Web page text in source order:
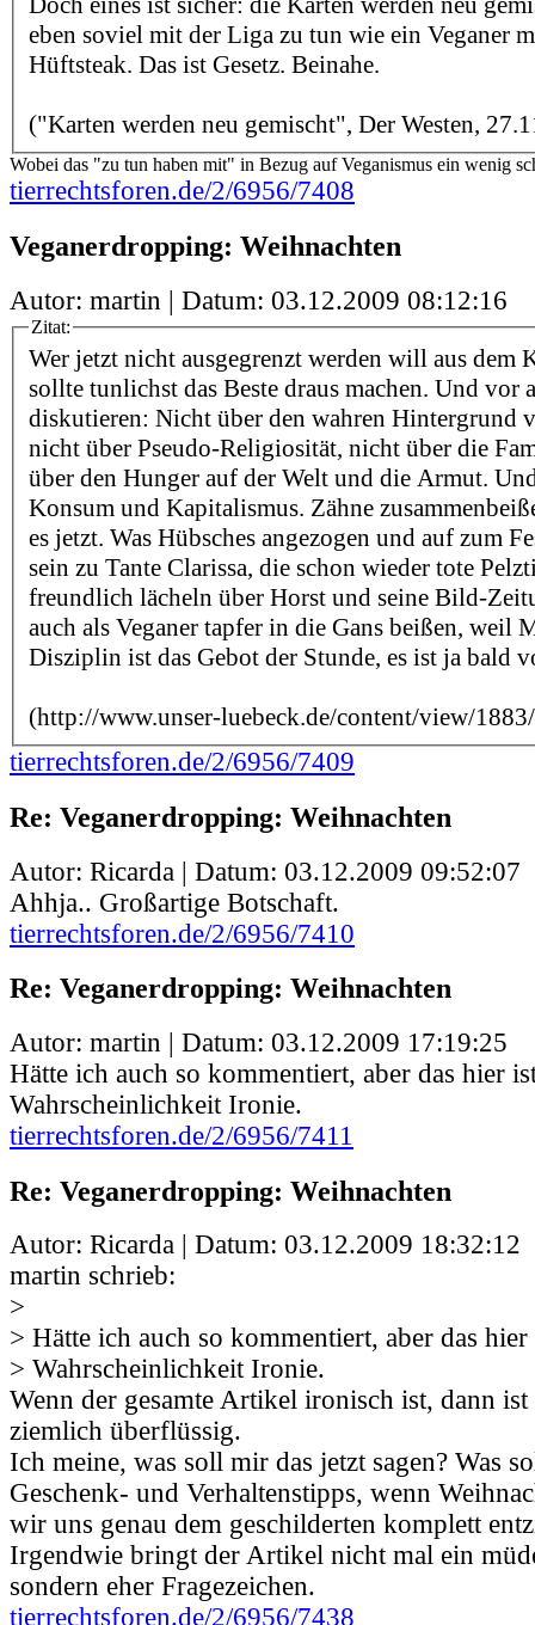
eben soviel mit der Liga zu tun wie ein Veganer
Hüftsteak. Das ist Gesetz. Beinahe.
("Karten werden neu gemischt", Der Westen,
Wobei das "zu tun haben mit" in Bezug auf Veganismus ein wenig
tierrechtsforen.de/2/6956/7408
Veganerdropping: Weihnachten
Autor: martin | Datum: 03.12.2009 08:12:16
Zitat:
Wer jetzt nicht ausgegrenzt werden will aus dem
sollte tunlichst das Beste draus machen. Und vor
diskutieren: Nicht über den wahren Hintergrund
nicht über Pseudo-Religiosität, nicht über die
über den Hunger auf der Welt und die Armut.
Konsum und Kapitalismus. Zähne
es jetzt. Was Hübsches angezogen und auf zum
sein zu Tante Clarissa, die schon wieder tote
freundlich lächeln über Horst und seine Bild-
auch als Veganer tapfer in die Gans beißen, weil
Disziplin ist das Gebot der Stunde, es ist ja bald
(http://www.unser-luebeck.de/content/view/
tierrechtsforen.de/2/6956/7409
Re: Veganerdropping: Weihnachten
Autor: Ricarda | Datum: 03.12.2009 09:52:07
Ahhja.. Großartige Botschaft.
tierrechtsforen.de/2/6956/7410
Re: Veganerdropping: Weihnachten
Autor: martin | Datum: 03.12.2009 17:19:25
Hätte ich auch so kommentiert, aber das hier
Wahrscheinlichkeit Ironie.
tierrechtsforen.de/2/6956/7411
Re: Veganerdropping: Weihnachten
Autor: Ricarda | Datum: 03.12.2009 18:32:12
martin schrieb:
>
> Hätte ich auch so kommentiert, aber das
> Wahrscheinlichkeit Ironie.
Wenn der gesamte Artikel ironisch ist, dann ist
ziemlich überflüssig.
Ich meine, was soll mir das jetzt sagen? Was
Geschenk- und Verhaltenstipps, wenn
wir uns genau dem geschilderten komplett
Irgendwie bringt der Artikel nicht mal ein
sondern eher Fragezeichen.
tierrechtsforen.de/2/6956/7438